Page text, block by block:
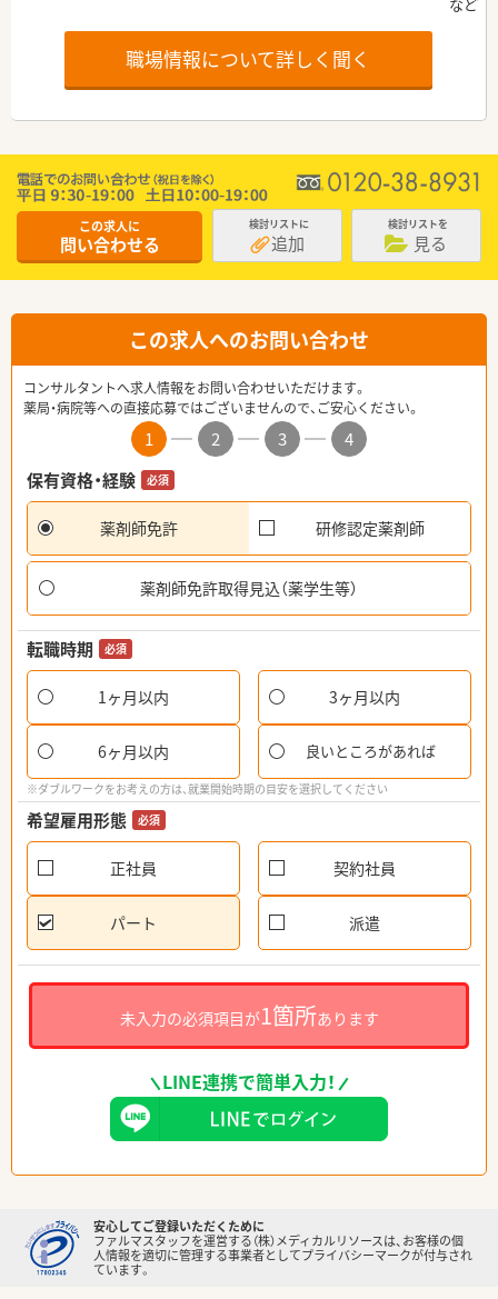
職場情報について詳しく聞く
この求人に
問い合わせる
検討リストに
追加
検討リストを
見る
この求人へのお問い合わせ
コンサルタントへ求人情報をお問い合わせいただけます。
薬局・病院等への直接応募ではございませんので、ご安心ください。
1 2 3
4
保有資格・経験
必須
薬剤師免許 研修認定薬剤師
薬剤師免許取得見込（薬学生等）
転職時期 必須
1ヶ月以内 3ヶ月以内
6ヶ月以内 良いところがあれば
※ダブルワークをお考えの方は、就業開始時期の目安を選択してください
希望雇用形態 必須
正社員 契約社員
パート 派遣
未入力の必須項目が1箇所あります
LINE連携で簡単入力！
安心してご登録いただくために
ファルマスタッフを運営する（株）メディカルリソースは、お客様の個
人情報を適切に管理する事業者としてプライバシーマークが付与され
ています。